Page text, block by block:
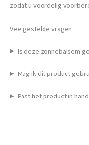
zodat u voordelig
Veelgestelde vragen
Is deze zonnebalsem
Mag ik dit product
Past het product in